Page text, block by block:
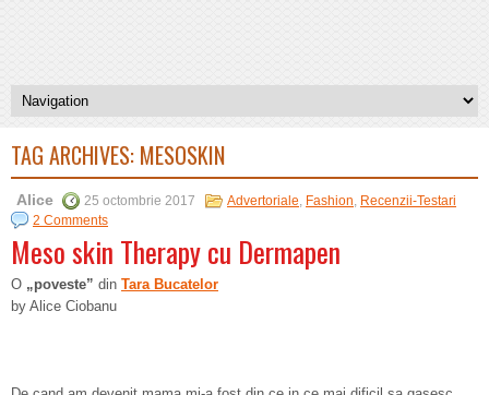
TAG ARCHIVES: MESOSKIN
Alice 25 octombrie 2017 Advertoriale, Fashion, Recenzii-Testari
2 Comments
Meso skin Therapy cu Dermapen
O „poveste” din Tara Bucatelor
by Alice Ciobanu